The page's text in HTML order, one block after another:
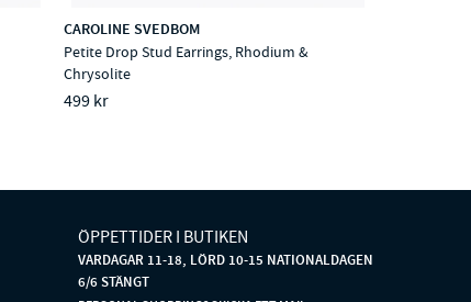
CAROLINE SVEDBOM
Petite Drop Stud Earrings, Rhodium &
Chrysolite
499 kr
ÖPPETTIDER I BUTIKEN
VARDAGAR 11-18, LÖRD 10-15 NATIONALDAGEN
6/6 STÄNGT